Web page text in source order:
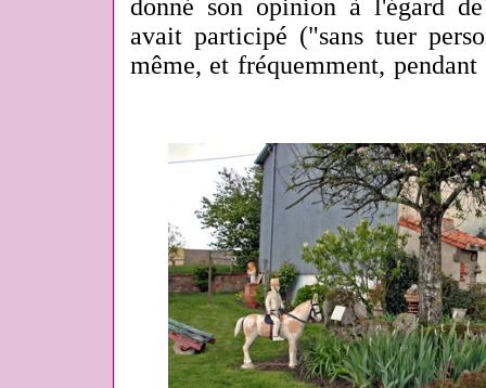
donné son opinion à l'égard
avait participé ("sans tuer
même, et fréquemment, pendant